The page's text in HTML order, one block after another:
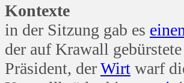
Kontexte
in der Sitzung gab es einen
der auf Krawall
Präsident, derWirt warf